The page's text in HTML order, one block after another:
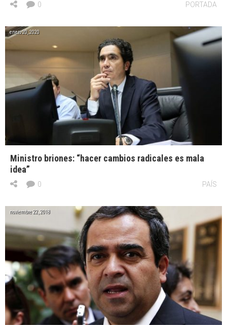
PORTADA
0
enero 20, 2020
Ministro briones: “hacer cambios radicales es mala
idea”
PAÍS
0
noviembre 22, 2018